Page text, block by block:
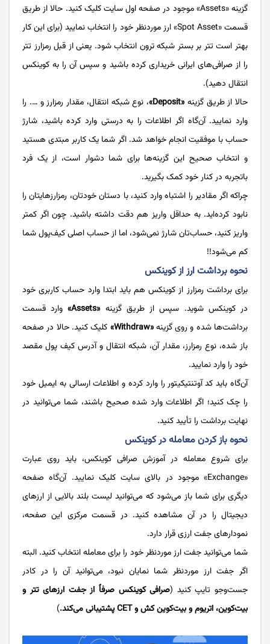
گزینه «Assets» موجود در صفحه اول سایت کلیک کنید. حالا از طریق
قسمت «Spot Asset» ارز موردنظر خود را انتخاب نمایید (برای این کار
بهتر است تتر بر بستر شبکه ترون انتخاب شود. یعنی از قبل رمزارز تتر
را از صرافی‌های ایرانی خریداری کرده باشید و سپس آن را به کوینکس
انتقال دهید).
حالا از طریق گزینه«Deposit»
، نوع شبکه انتقال، مقدار رمزارز و …. را
وارد نمایید. آن‌گاه اگر اطلاعات را به درستی وارد کرده باشید، شارژ
حساب با موفقیت انجام خواهد شد. اگر شما یک کاربر مبتدی هستید
و انتخاب صحیح این گزینه‌ها برای شما دشوار است، از یک فرد
باتجربه در کنار خود کمک بگیرید.
چراکه اگر مقادیر را اشتباه وارد کنید، با دستان خودتان، رمزارزهایتان را
نابود کرده‌اید. به حداقل واریز هم دقت داشته باشید. چون اگر کمتر
واریز کنید، حساب‌تان شارژ نمی‌شود،‌ اما از حساب اصلی کیف‌پول شما
کم می‌شود!!
نحوه برداشت ارز از کوینکس
برای برداشت رمزارز از کوینکس هم باید ابتدا وارد حساب کاربری خود
در کوینکس شوید. سپس از طریق گزینه «Assets»
وارد قسمت
برداشت‌ها شده و روی گزینه«Withdraw»
کلیک کنید. حالا در صفحه
باز شده، نوع رمزارز، مقدار آن، شبکه انتقال و آدرس کیف پول مقصد
خود را وارد نمایید.
آن‌گاه باید کد آوتنتیکیتور را وارد کرده و اطلاعات ارسالی به ایمیل خود
را چک کنید؛ اگر اطلاعات وارد شده صحیح باشند، شما می‌توانید در
نهایت برداشت را تأیید کنید.
نحوه باز کردن معامله در کوینکس
برای شروع معامله در آموزش صرافی کوینکس، باید روی عبارت
«Exchange» موجود در بالای سایت کلیک نمایید. آن‌گاه صفحه
دیگری برای شما باز می‌شود که می‌توانید لیست بلند بالایی از ارزهای
دیجیتال را در آن مشاهده کنید. در قسمت مرکزی این صفحه،
نمودارهای جفت ارزی قرار دارد.
شما می‌توانید جفت ارز موردنظر خود را برای معامله انتخاب کنید. البته
اگر جفت ارز موردنظر شما نمایان نبود، می‌توانید آن را در کادر
جست‌وجو تایپ کنید (صرافی کوینکس صرفاً از جفت ارزهای تتر و
بیت‌کوین، اتریوم و بیت‌کوین کش و CET پشتیبانی می‌کند.
)